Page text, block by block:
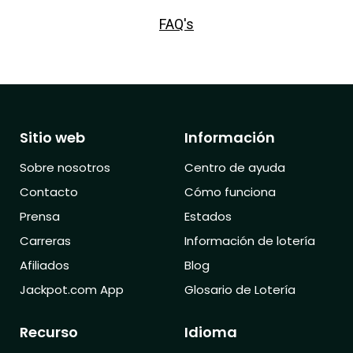
FAQ's
Sitio web
Sobre nosotros
Contacto
Prensa
Carreras
Afiliados
Jackpot.com App
Información
Centro de ayuda
Cómo funciona
Estados
Información de lotería
Blog
Glosario de Lotería
Recurso Idioma